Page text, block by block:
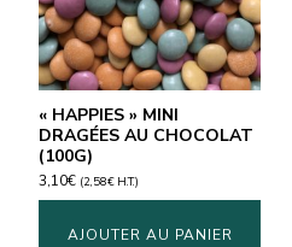
« HAPPIES » MINI
DRAGÉES AU CHOCOLAT
(100G)
3,10€ (2,58€ H.T.)
AJOUTER AU PANIER